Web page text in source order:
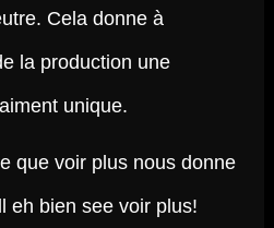
Cela donne à
la production une
unique.
que voir plus nous donne
eh bien see voir plus!